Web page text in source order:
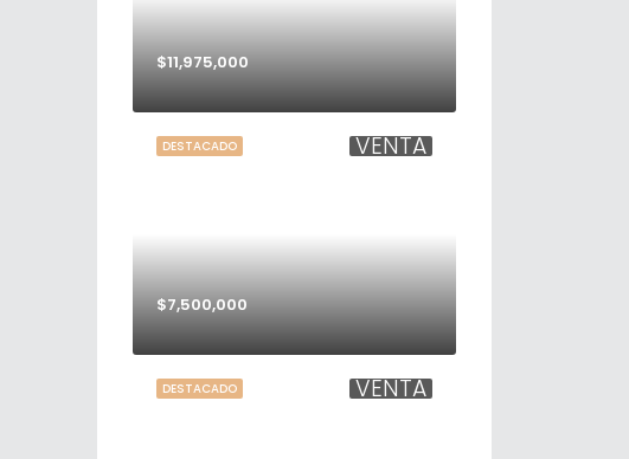
$11,975,000
VENTA
DESTACADO
$7,500,000
VENTA
DESTACADO